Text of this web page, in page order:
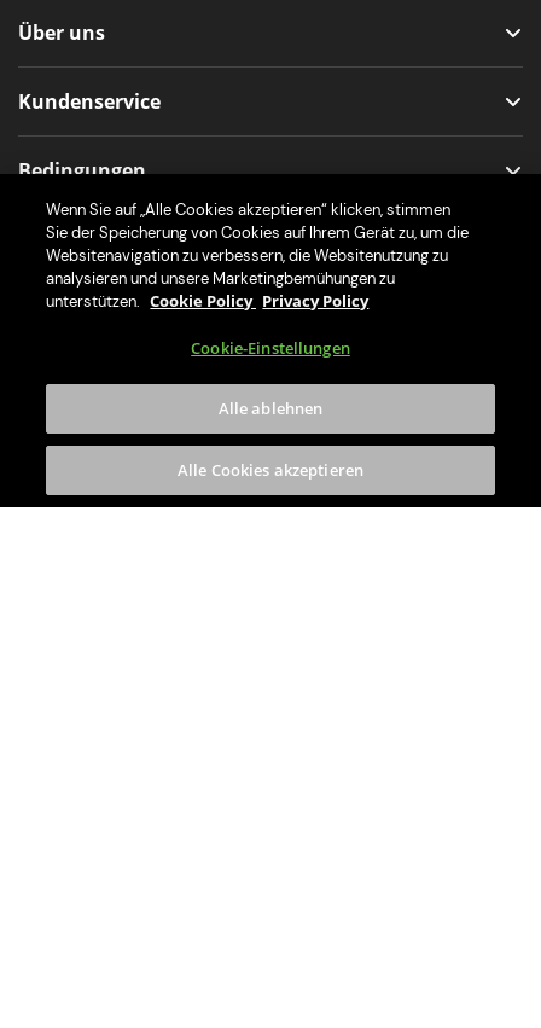
Über uns
Kundenservice
Bedingungen
Folge uns
Lade die App für deine Zapfanlage
Wenn Sie auf „Alle Cookies akzeptieren“ klicken, stimmen
Sie der Speicherung von Cookies auf Ihrem Gerät zu, um die
Websitenavigation zu verbessern, die Websitenutzung zu
analysieren und unsere Marketingbemühungen zu
unterstützen. Cookie Policy Privacy Policy
Cookie-Einstellungen
Alle ablehnen
Alle Cookies akzeptieren